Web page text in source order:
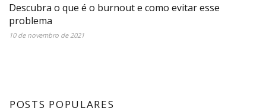
Descubra o que é o burnout e como evitar esse
problema
10 de novembro de 2021
POSTS POPULARES